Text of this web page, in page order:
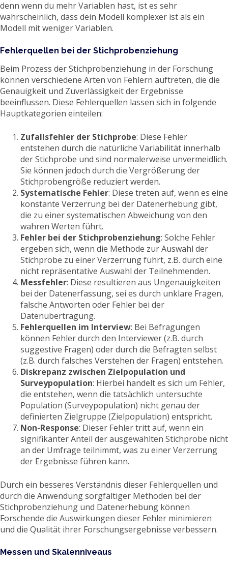
denn wenn du mehr Variablen hast, ist es sehr
wahrscheinlich, dass dein Modell komplexer ist als ein
Modell mit weniger Variablen.
Fehlerquellen bei der Stichprobenziehung
Beim Prozess der Stichprobenziehung in der Forschung
können verschiedene Arten von Fehlern auftreten, die die
Genauigkeit und Zuverlässigkeit der Ergebnisse
beeinflussen. Diese Fehlerquellen lassen sich in folgende
Hauptkategorien einteilen:
Zufallsfehler der Stichprobe: Diese Fehler
entstehen durch die natürliche Variabilität innerhalb
der Stichprobe und sind normalerweise unvermeidlich.
Sie können jedoch durch die Vergrößerung der
Stichprobengröße reduziert werden.
Systematische Fehler: Diese treten auf, wenn es eine
konstante Verzerrung bei der Datenerhebung gibt,
die zu einer systematischen Abweichung von den
wahren Werten führt.
Fehler bei der Stichprobenziehung: Solche Fehler
ergeben sich, wenn die Methode zur Auswahl der
Stichprobe zu einer Verzerrung führt, z.B. durch eine
nicht repräsentative Auswahl der Teilnehmenden.
Messfehler: Diese resultieren aus Ungenauigkeiten
bei der Datenerfassung, sei es durch unklare Fragen,
falsche Antworten oder Fehler bei der
Datenübertragung.
Fehlerquellen im Interview: Bei Befragungen
können Fehler durch den Interviewer (z.B. durch
suggestive Fragen) oder durch die Befragten selbst
(z.B. durch falsches Verstehen der Fragen) entstehen.
Diskrepanz zwischen Zielpopulation und
Surveypopulation: Hierbei handelt es sich um Fehler,
die entstehen, wenn die tatsächlich untersuchte
Population (Surveypopulation) nicht genau der
definierten Zielgruppe (Zielpopulation) entspricht.
Non-Response: Dieser Fehler tritt auf, wenn ein
signifikanter Anteil der ausgewählten Stichprobe nicht
an der Umfrage teilnimmt, was zu einer Verzerrung
der Ergebnisse führen kann.
Durch ein besseres Verständnis dieser Fehlerquellen und
durch die Anwendung sorgfältiger Methoden bei der
Stichprobenziehung und Datenerhebung können
Forschende die Auswirkungen dieser Fehler minimieren
und die Qualität ihrer Forschungsergebnisse verbessern.
Messen und Skalenniveaus